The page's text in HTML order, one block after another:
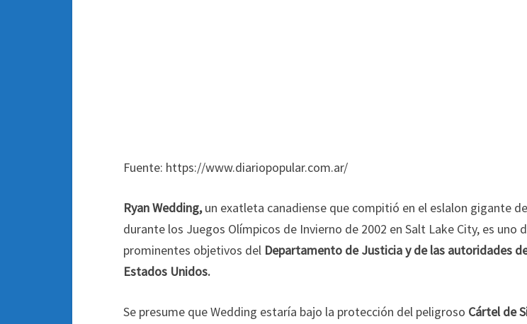
Fuente: https://www.diariopopular.com.ar/
Ryan Wedding,un exatleta canadiense que compitió en el eslalon gigante
durante los Juegos Olímpicos de Invierno de 2002 en Salt Lake City, es uno
prominentes objetivos del Departamento de Justicia y de las autoridades
Estados Unidos.
Se presume que Wedding estaría bajo la protección del peligroso Cártel de